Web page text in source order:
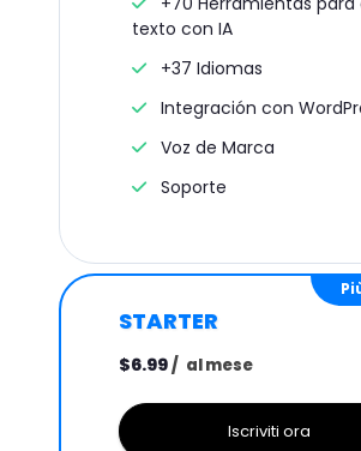
texto con IA
+37 Idiomas
Integración con
Voz de Marca
Soporte
STARTER
$6.99/ al mese
Iscriviti ora